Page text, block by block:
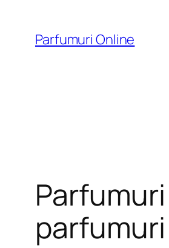
content
Parfumuri Online
parfumuri